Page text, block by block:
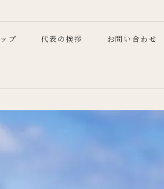
プ 代表の挨拶 お問い合わせ